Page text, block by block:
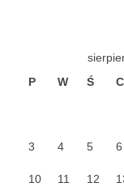
P
W Ś C
3 4 5 6
10 11 12